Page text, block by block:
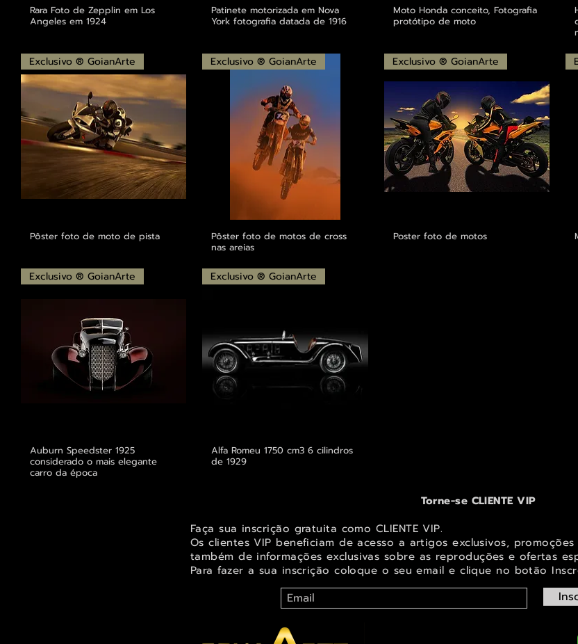
Rara Foto de Zepplin em Los
Angeles em 1924
Patinete motorizada em Nova
York fotografia datada de 1916
Moto Honda conceito, Fotografia
protótipo de moto
Exclusivo ® GoianArte
Pôster foto de moto de pista
Exclusivo ® GoianArte
Pôster foto de motos de cross
nas areias
Exclusivo ® GoianArte
Poster foto de motos
Exclusivo ® GoianArte
Auburn Speedster 1925
considerado o mais elegante
carro da época
Exclusivo ® GoianArte
Alfa Romeu 1750 cm3 6 cilindros
de 1929
Torne-se CLIENTE VIP
Faça sua inscrição gratuita como CLIENTE VIP.
Os clientes VIP beneficiam de acesso a artigos exclusivos,
também de informações exclusivas sobre as reproduções e ofertas
Para fazer a sua inscrição coloque o seu email e clique no botão